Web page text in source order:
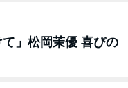
て」松岡茉優 喜びの